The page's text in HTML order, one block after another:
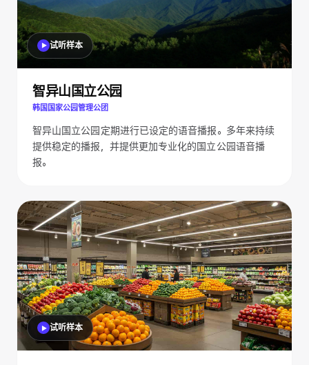
试听样本
智异山国立公园
韩国国家公园管理公团
智异山国立公园定期进行已设定的语音播报。多年来持续
提供稳定的播报，并提供更加专业化的国立公园语音播
报。
试听样本